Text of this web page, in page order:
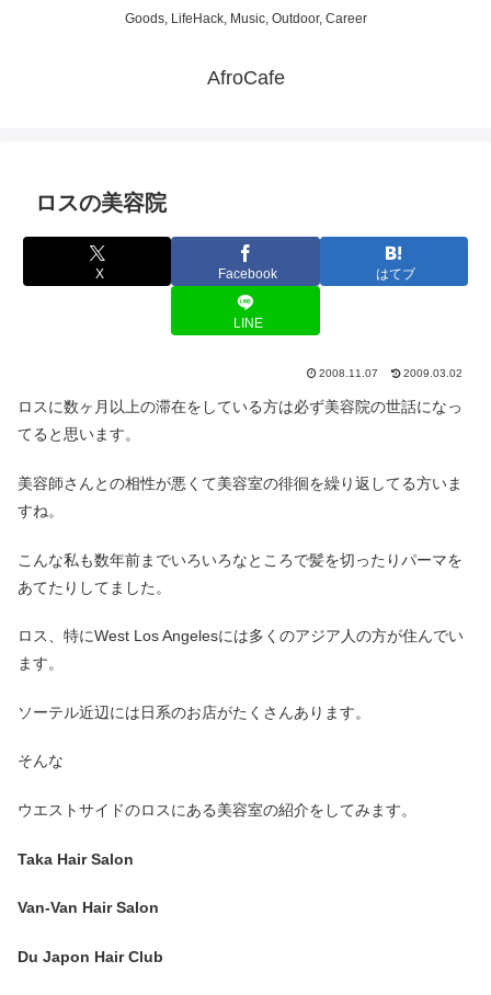
Goods, LifeHack, Music, Outdoor, Career
AfroCafe
ロスの美容院
X Facebook はてブ
LINE
2008.11.07 2009.03.02
ロスに数ヶ月以上の滞在をしている方は必ず美容院の世話になっ
てると思います。
美容師さんとの相性が悪くて美容室の徘徊を繰り返してる方いま
すね。
こんな私も数年前までいろいろなところで髪を切ったりパーマを
あてたりしてました。
ロス、特にWest Los Angelesには多くのアジア人の方が住んでい
ます。
ソーテル近辺には日系のお店がたくさんあります。
そんな
ウエストサイドのロスにある美容室の紹介をしてみます。
Taka Hair Salon
Van-Van Hair Salon
Du Japon Hair Club